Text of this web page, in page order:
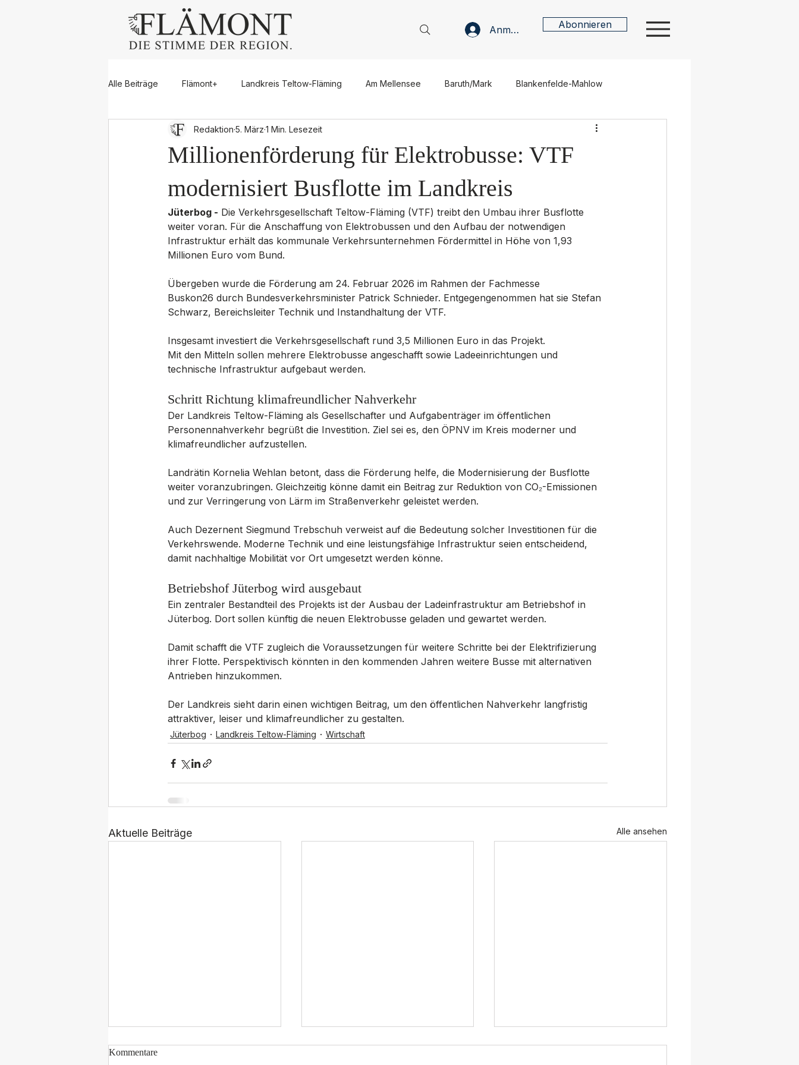
Anmelden Abonnieren
Alle Beiträge Flämont+ Landkreis Teltow-Fläming Am Mellensee Baruth/Mark Blankenfelde-Mahlow
Dahme/Mark Großbeeren Jüterbog Nuthe-Urstromtal
Trebbin Zossen Verwaltung Politik Wirtschaft Gastronomie
Blaulicht Sport Meinung Interview Gastbeitrag Anzeige Potsdam
Millionenförderung für Elektrobusse: VTF
modernisiert Busflotte im Landkreis
Redaktion 5. März 1 Min. Lesezeit
Jüterbog - Die Verkehrsgesellschaft Teltow-Fläming (VTF) treibt den Umbau ihrer Busflotte
weiter voran. Für die Anschaffung von Elektrobussen und den Aufbau der notwendigen
Infrastruktur erhält das kommunale Verkehrsunternehmen Fördermittel in Höhe von 1,93
Millionen Euro vom Bund.
Übergeben wurde die Förderung am 24. Februar 2026 im Rahmen der Fachmesse
Buskon26 durch Bundesverkehrsminister Patrick Schnieder. Entgegengenommen hat sie Stefan
Schwarz, Bereichsleiter Technik und Instandhaltung der VTF.
Insgesamt investiert die Verkehrsgesellschaft rund 3,5 Millionen Euro in das Projekt.
Mit den Mitteln sollen mehrere Elektrobusse angeschafft sowie Ladeeinrichtungen und
technische Infrastruktur aufgebaut werden.
Schritt Richtung klimafreundlicher Nahverkehr
Der Landkreis Teltow-Fläming als Gesellschafter und Aufgabenträger im öffentlichen
Personennahverkehr begrüßt die Investition. Ziel sei es, den ÖPNV im Kreis moderner und
klimafreundlicher aufzustellen.
Landrätin Kornelia Wehlan betont, dass die Förderung helfe, die Modernisierung der Busflotte
weiter voranzubringen. Gleichzeitig könne damit ein Beitrag zur Reduktion von CO₂-Emissionen
und zur Verringerung von Lärm im Straßenverkehr geleistet werden.
Auch Dezernent Siegmund Trebschuh verweist auf die Bedeutung solcher Investitionen für die
Verkehrswende. Moderne Technik und eine leistungsfähige Infrastruktur seien entscheidend,
damit nachhaltige Mobilität vor Ort umgesetzt werden könne.
Betriebshof Jüterbog wird ausgebaut
Ein zentraler Bestandteil des Projekts ist der Ausbau der Ladeinfrastruktur am Betriebshof in
Jüterbog. Dort sollen künftig die neuen Elektrobusse geladen und gewartet werden.
Damit schafft die VTF zugleich die Voraussetzungen für weitere Schritte bei der Elektrifizierung
ihrer Flotte. Perspektivisch könnten in den kommenden Jahren weitere Busse mit alternativen
Antrieben hinzukommen.
Der Landkreis sieht darin einen wichtigen Beitrag, um den öffentlichen Nahverkehr langfristig
attraktiver, leiser und klimafreundlicher zu gestalten.
Jüterbog Landkreis Teltow-Fläming Wirtschaft
Aktuelle Beiträge Alle ansehen
Kommentare